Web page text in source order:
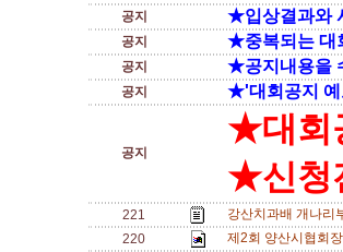
공지
★입상결과와
공지 ★중복되는 대
공지 ★공지내용을
공지 ★'대회공지 예
공지
★대회
★신청
221
강산치과배 개나
220
제2회 양산시협회